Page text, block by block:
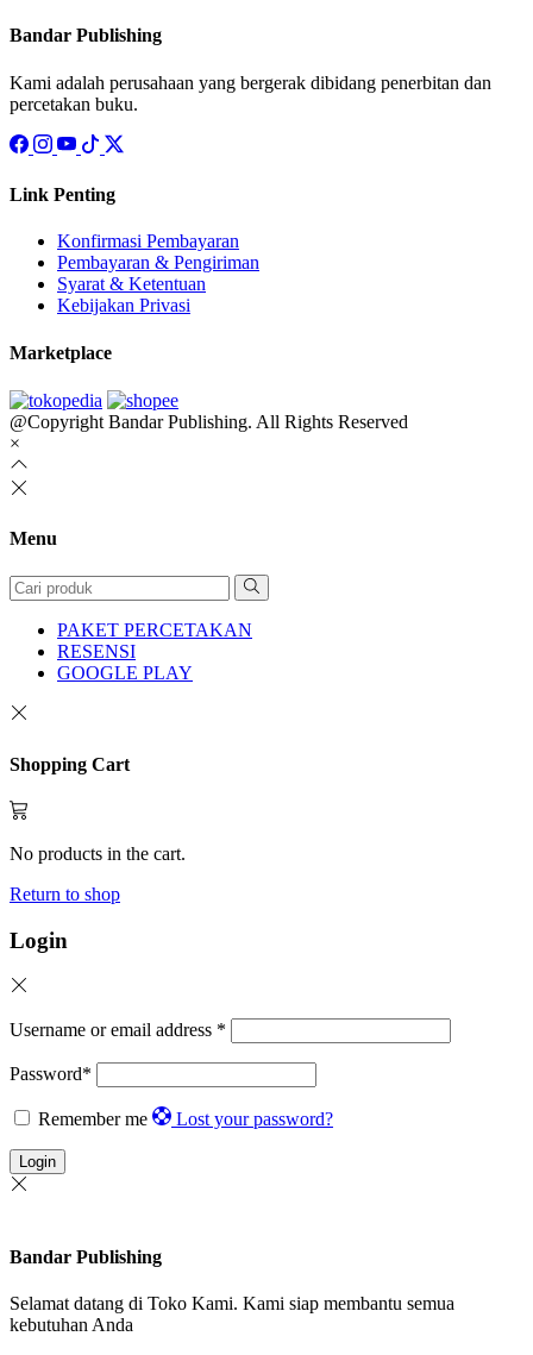
Bandar Publishing
Kami adalah perusahaan yang bergerak dibidang penerbitan dan
percetakan buku.
Link Penting
Konfirmasi Pembayaran
Pembayaran & Pengiriman
Syarat & Ketentuan
Kebijakan Privasi
Marketplace
@Copyright Bandar Publishing. All Rights Reserved
×
Menu
PAKET PERCETAKAN
RESENSI
GOOGLE PLAY
Shopping Cart
No products in the cart.
Return to shop
Login
Username or email address *
Password*
Remember me Lost your password?
Login
Bandar Publishing
Selamat datang di Toko Kami. Kami siap membantu semua
kebutuhan Anda